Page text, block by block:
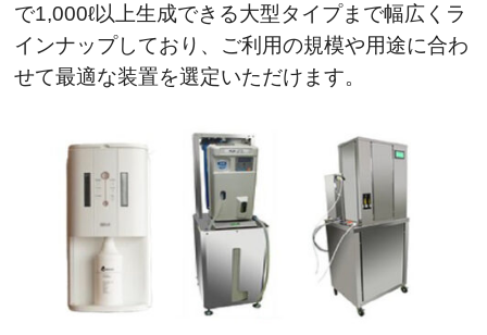
で1,000ℓ以上生成できる大型タイプまで幅広くラ
インナップしており、ご利用の規模や用途に合わ
せて最適な装置を選定いただけます。